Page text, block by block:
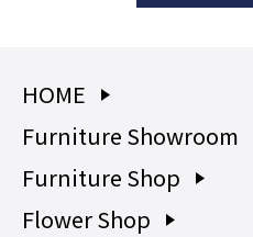
HOME
Furniture Showroom
Furniture Shop
Flower Shop